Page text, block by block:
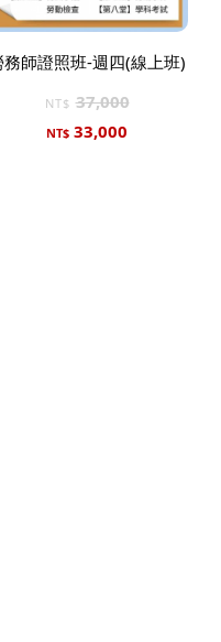
務師證照班-週四(線上班)
NT$ 37,000
NT$ 33,000